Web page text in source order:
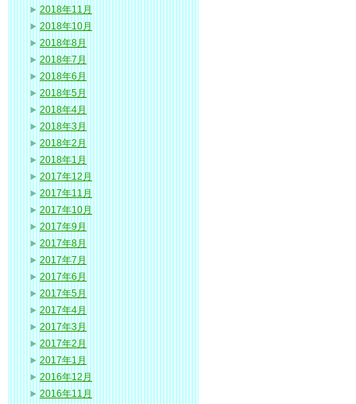
2018年11月
2018年10月
2018年8月
2018年7月
2018年6月
2018年5月
2018年4月
2018年3月
2018年2月
2018年1月
2017年12月
2017年11月
2017年10月
2017年9月
2017年8月
2017年7月
2017年6月
2017年5月
2017年4月
2017年3月
2017年2月
2017年1月
2016年12月
2016年11月